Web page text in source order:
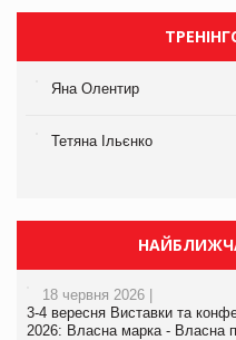
Яна Олентир
Тетяна Ільєнко
18 червня 2026 |
3-4 вересня Виставки та
2026: Власна марка - Власна